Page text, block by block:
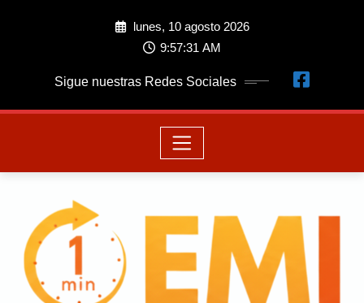
lunes, 10 agosto 2026
9:57:32 AM
Sigue nuestras Redes Sociales